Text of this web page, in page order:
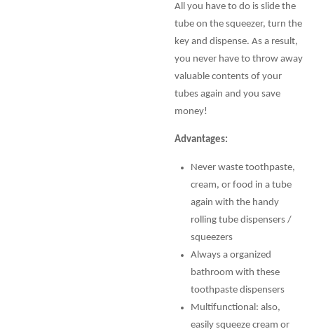
All you have to do is slide the
tube on the squeezer, turn the
key and dispense. As a result,
you never have to throw away
valuable contents of your
tubes again and you save
money!
Advantages:
Never waste toothpaste,
cream, or food in a tube
again with the handy
rolling tube dispensers /
squeezers
Always a organized
bathroom with these
toothpaste dispensers
Multifunctional: also,
easily squeeze cream or